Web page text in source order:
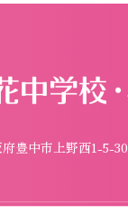
豊中市上野西1-5-30